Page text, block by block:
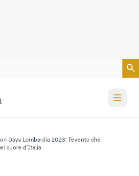
Days Lombardia 2023: l’evento che
cuore d’Italia